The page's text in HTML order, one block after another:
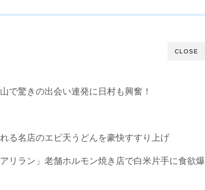
CLOSE
で驚きの出会い連発に日村も興奮！
る名店のエビ天うどんを豪快すすり上げ
リラン」老舗ホルモン焼き店で白米片手に食欲爆